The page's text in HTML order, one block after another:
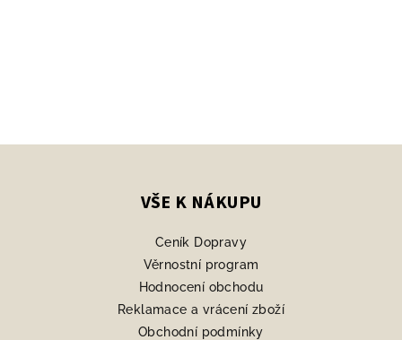
VŠE K NÁKUPU
Ceník Dopravy
Věrnostní program
Hodnocení obchodu
Reklamace a vrácení zboží
Obchodní podmínky